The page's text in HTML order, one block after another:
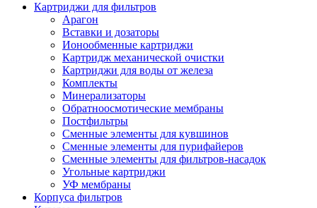
Картриджи для фильтров
Арагон
Вставки и дозаторы
Ионообменные картриджи
Картридж механической очистки
Картриджи для воды от железа
Комплекты
Минерализаторы
Обратноосмотические мембраны
Постфильтры
Сменные элементы для кувшинов
Сменные элементы для пурифайеров
Сменные элементы для фильтров-насадок
Угольные картриджи
УФ мембраны
Корпуса фильтров